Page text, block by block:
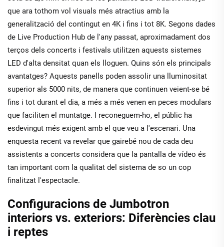
que ara tothom vol visuals més atractius amb la
generalització del contingut en 4K i fins i tot 8K. Segons dades
de Live Production Hub de l'any passat, aproximadament dos
terços dels concerts i festivals utilitzen aquests sistemes
LED d'alta densitat quan els lloguen. Quins són els principals
avantatges? Aquests panells poden assolir una lluminositat
superior als 5000 nits, de manera que continuen veient-se bé
fins i tot durant el dia, a més a més venen en peces modulars
que faciliten el muntatge. I reconeguem-ho, el públic ha
esdevingut més exigent amb el que veu a l'escenari. Una
enquesta recent va revelar que gairebé nou de cada deu
assistents a concerts considera que la pantalla de vídeo és
tan important com la qualitat del sistema de so un cop
finalitzat l'espectacle.
Configuracions de Jumbotron
interiors vs. exteriors: Diferències clau
i reptes